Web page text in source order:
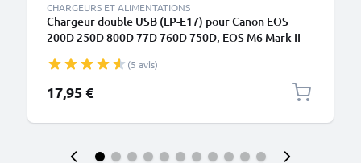
CHARGEURS ET ALIMENTATIONS
Chargeur double USB (LP-E17) pour Canon EOS
200D 250D 800D 77D 760D 750D, EOS M6 Mark II
USB de CELLONIC(5 avis)
17,95 €